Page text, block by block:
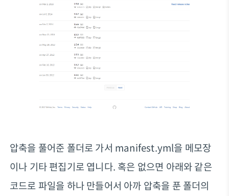
압축을 풀어준 폴더로 가서 manifest.yml을 메모장
이나 기타 편집기로 엽니다. 혹은 없으면 아래와 같은
코드로 파일을 하나 만들어서 아까 압축을 푼 폴더의